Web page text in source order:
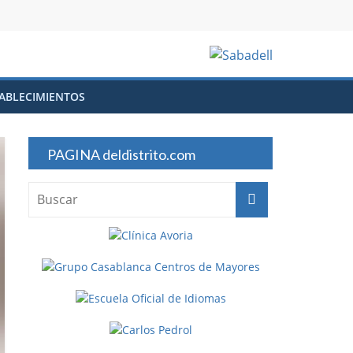
PAGINA deldistrito.com